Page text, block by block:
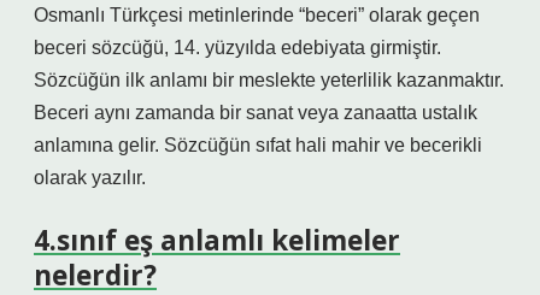
Osmanlı Türkçesi metinlerinde “beceri” olarak geçen
beceri sözcüğü, 14. yüzyılda edebiyata girmiştir.
Sözcüğün ilk anlamı bir meslekte yeterlilik kazanmaktır.
Beceri aynı zamanda bir sanat veya zanaatta ustalık
anlamına gelir. Sözcüğün sıfat hali mahir ve becerikli
olarak yazılır.
4.sınıf eş anlamlı kelimeler
nelerdir?